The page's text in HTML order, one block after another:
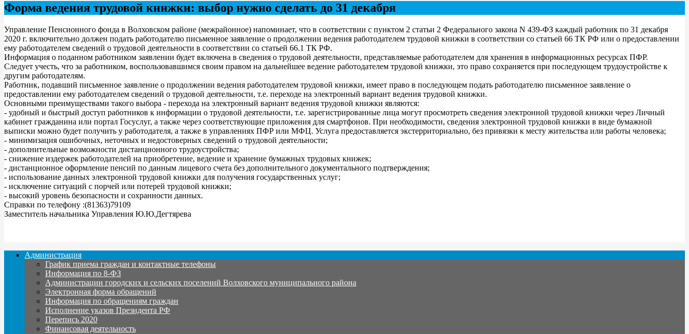
Форма ведения трудовой книжки: выбор нужно сделать до 31 декабря
Управление Пенсионного фонда в Волховском районе (межрайонное) напоминает, что в соответствии с пунктом 2 статьи 2 Федерального закона N 439-ФЗ каждый работник по 31 декабря
2020 г. включительно должен подать работодателю письменное заявление о продолжении ведения работодателем трудовой книжки в соответствии со статьей 66 ТК РФ или о предоставлении
ему работодателем сведений о трудовой деятельности в соответствии со статьей 66.1 ТК РФ.
Информация о поданном работником заявлении будет включена в сведения о трудовой деятельности, представляемые работодателем для хранения в информационных ресурсах ПФР.
Следует учесть, что за работником, воспользовавшимся своим правом на дальнейшее ведение работодателем трудовой книжки, это право сохраняется при последующем трудоустройстве к
другим работодателям.
Работник, подавший письменное заявление о продолжении ведения работодателем трудовой книжки, имеет право в последующем подать работодателю письменное заявление о
предоставлении ему работодателем сведений о трудовой деятельности, т.е. переходе на электронный вариант ведения трудовой книжки.
Основными преимуществами такого выбора - перехода на электронный вариант ведения трудовой книжки являются:
- удобный и быстрый доступ работников к информации о трудовой деятельности, т.е. зарегистрированные лица могут просмотреть сведения электронной трудовой книжки через Личный
кабинет гражданина или портал Госуслуг, а также через соответствующие приложения для смартфонов. При необходимости, сведения электронной трудовой книжки в виде бумажной
выписки можно будет получить у работодателя, а также в управлениях ПФР или МФЦ. Услуга предоставляется экстерриториально, без привязки к месту жительства или работы человека;
- минимизация ошибочных, неточных и недостоверных сведений о трудовой деятельности;
- дополнительные возможности дистанционного трудоустройства;
- снижение издержек работодателей на приобретение, ведение и хранение бумажных трудовых книжек;
- дистанционное оформление пенсий по данным лицевого счета без дополнительного документального подтверждения;
- использование данных электронной трудовой книжки для получения государственных услуг;
- исключение ситуаций с порчей или потерей трудовой книжки;
- высокий уровень безопасности и сохранности данных.
Справки по телефону :(81363)79109
Заместитель начальника Управления Ю.Ю.Дегтярева
Администрация
График приема граждан и контактные телефоны
Информация по 8-ФЗ
Администрации городских и сельских поселений Волховского муниципального района
Электронная форма обращений
Информация по обращениям граждан
Исполнение указов Президента РФ
Перепись 2020
Финансовая деятельность